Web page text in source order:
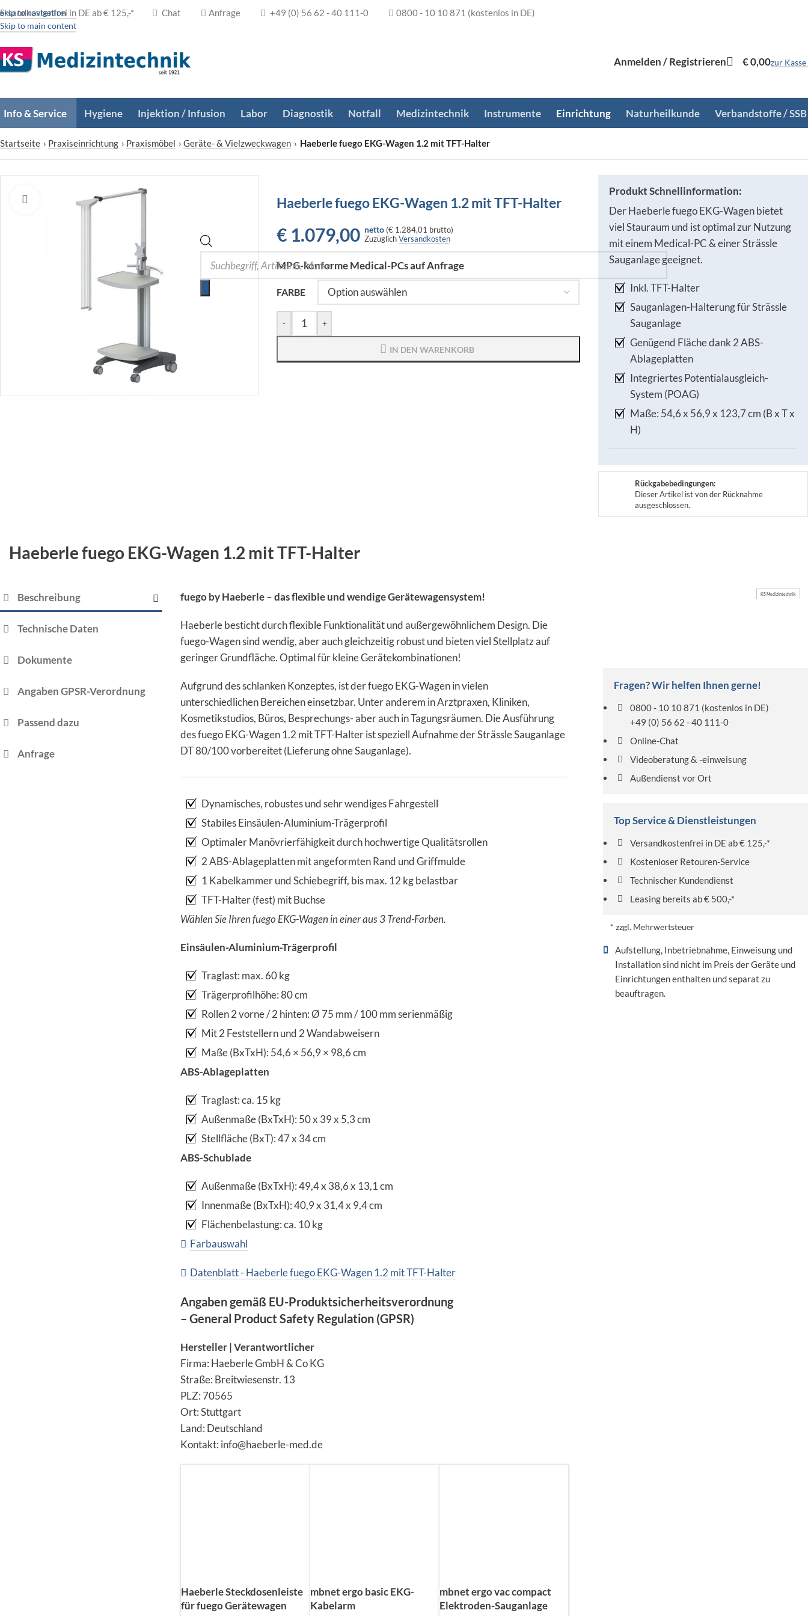
Skip to navigation
Skip to main content
in DE ab € 125,-* Chat Anfrage +49 (0) 56 62 - 40 111-0 0800 - 10 10 871 (kostenlos in DE)
Anmelden / Registrieren €0,00zur Kasse
Info & Service Hygiene Injektion / Infusion Labor Diagnostik Notfall Medizintechnik Instrumente Einrichtung Naturheilkunde Verbandstoffe / SSB
Startseite › Praxiseinrichtung › Praxismöbel › Geräte- & Vielzweckwagen › Haeberle fuego EKG-Wagen 1.2 mit TFT-Halter
Zum Vergrößern klicken Haeberle fuego EKG-Wagen 1.2 mit TFT-Halter
€ 1.079,00 netto (€ 1.284,01 brutto)
ZuzüglichVersandkosten
MPG-konforme Medical-PCs auf Anfrage
FARBE
- +
IN DEN WARENKORB
Produkt Schnellinformation:
Der Haeberle fuego EKG-Wagen bietet
viel Stauraum und ist optimal zur Nutzung
mit einem Medical-PC & einer Strässle
Sauganlage geeignet.
Inkl. TFT-Halter
Sauganlagen-Halterung für Strässle
Sauganlage
Genügend Fläche dank 2 ABS-
Ablageplatten
Integriertes Potentialausgleich-
System (POAG)
Maße: 54,6 x 56,9 x 123,7 cm (B x T x
H)
Rückgabebedingungen:
Dieser Artikel ist von der Rücknahme
ausgeschlossen.
Haeberle fuego EKG-Wagen 1.2 mit TFT-Halter
Beschreibung
Technische Daten
Dokumente
Angaben GPSR-Verordnung
Passend dazu
Anfrage
fuego by Haeberle – das flexible und wendige Gerätewagensystem!
Haeberle besticht durch flexible Funktionalität und außergewöhnlichem Design. Die
fuego-Wagen sind wendig, aber auch gleichzeitig robust und bieten viel Stellplatz auf
geringer Grundfläche. Optimal für kleine Gerätekombinationen!
Aufgrund des schlanken Konzeptes, ist der fuego EKG-Wagen in vielen
unterschiedlichen Bereichen einsetzbar. Unter anderem in Arztpraxen, Kliniken,
Kosmetikstudios, Büros, Besprechungs- aber auch in Tagungsräumen. Die Ausführung
des fuego EKG-Wagen 1.2 mit TFT-Halter ist speziell Aufnahme der Strässle Sauganlage
DT 80/100 vorbereitet (Lieferung ohne Sauganlage).
Dynamisches, robustes und sehr wendiges Fahrgestell
Stabiles Einsäulen-Aluminium-Trägerprofil
Optimaler Manövrierfähigkeit durch hochwertige Qualitätsrollen
2 ABS-Ablageplatten mit angeformten Rand und Griffmulde
1 Kabelkammer und Schiebegriff, bis max. 12 kg belastbar
TFT-Halter (fest) mit Buchse
Wählen Sie Ihren fuego EKG-Wagen in einer aus 3 Trend-Farben.
Einsäulen-Aluminium-Trägerprofil
Traglast: max. 60 kg
Trägerprofilhöhe: 80 cm
Rollen 2 vorne / 2 hinten: Ø 75 mm / 100 mm serienmäßig
Mit 2 Feststellern und 2 Wandabweisern
Maße (BxTxH): 54,6 × 56,9 × 98,6 cm
ABS-Ablageplatten
Traglast: ca. 15 kg
Außenmaße (BxTxH): 50 x 39 x 5,3 cm
Stellfläche (BxT): 47 x 34 cm
ABS-Schublade
Außenmaße (BxTxH): 49,4 x 38,6 x 13,1 cm
Innenmaße (BxTxH): 40,9 x 31,4 x 9,4 cm
Flächenbelastung: ca. 10 kg
Farbauswahl
Datenblatt - Haeberle fuego EKG-Wagen 1.2 mit TFT-Halter
Angaben gemäß EU-Produktsicherheitsverordnung
– General Product Safety Regulation (GPSR)
Hersteller | Verantwortlicher
Firma: Haeberle GmbH & Co KG
Straße: Breitwiesenstr. 13
PLZ: 70565
Ort: Stuttgart
Land: Deutschland
Kontakt: info@haeberle-med.de
Haeberle Steckdosenleiste
für fuego Gerätewagen
mbnet ergo basic EKG-
Kabelarm
mbnet ergo vac compact
Elektroden-Sauganlage
KS Medizintechnik
Fragen? Wir helfen Ihnen gerne!
0800 - 10 10 871 (kostenlos in DE)
+49 (0) 56 62 - 40 111-0
Online-Chat
Videoberatung & -einweisung
Außendienst vor Ort
Top Service & Dienstleistungen
Versandkostenfrei in DE ab € 125,-*
Kostenloser Retouren-Service
Technischer Kundendienst
Leasing bereits ab € 500,-*
* zzgl. Mehrwertsteuer
Aufstellung, Inbetriebnahme, Einweisung und
Installation sind nicht im Preis der Geräte und
Einrichtungen enthalten und separat zu
beauftragen.